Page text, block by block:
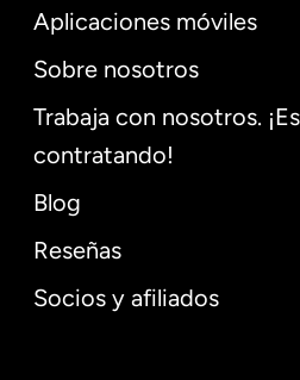
Aplicaciones móviles
Sobre nosotros
Trabaja con nosotros.
contratando!
Blog
Reseñas
Socios y afiliados